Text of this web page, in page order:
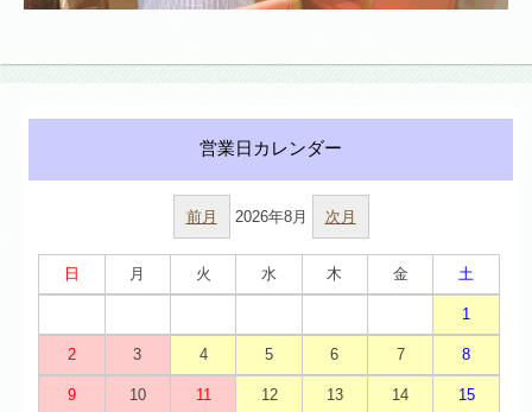
前月 2026年8月 次月
日 月 火 水 木 金 土
1
2 3 4 5 6 7 8
9 10 11 12 13 14 15